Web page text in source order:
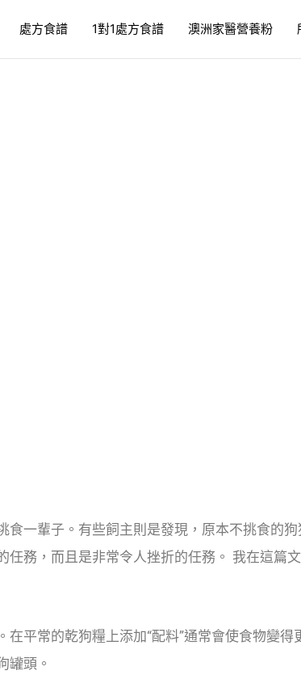
處方食譜 1對1處方食譜 澳洲家醫營養粉
一輩子。有些飼主則是發現，原本不挑食的
務，而且是非常令人挫折的任務。 我在這篇
平常的乾狗糧上添加“配料”通常會使食物變得
罐頭。